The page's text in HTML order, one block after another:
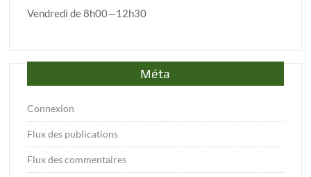
Vendredi de 8h00—12h30
Méta
Connexion
Flux des publications
Flux des commentaires